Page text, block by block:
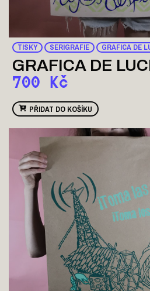
TISKY SERIGRAFIE GRAFICA DE
GRAFICA DE
700 Kč
PŘIDAT DO KOŠÍKU